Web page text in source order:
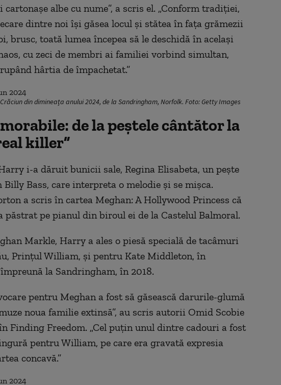
cartonașe albe cu nume”, a scris el. „Conform tradiției,
dintre noi își găsea locul și stătea în fața grămezii
brusc, toată lumea începea să le deschidă în același
cu zeci de membri ai familiei vorbind simultan,
hârtia de împachetat.”
din dimineața anului 2024, de la Sandringham, Norfolk. Foto: Getty Images
de la peștele cântător la
killer”
i-a dăruit bunicii sale, Regina Elisabeta, un pește
Bass, care interpreta o melodie și se mișca.
a scris în cartea Meghan: A Hollywood Princess că
păstrat pe pianul din biroul ei de la Castelul Balmoral.
Markle, Harry a ales o piesă specială de tacâmuri
Prințul William, și pentru Kate Middleton, în
la Sandringham, în 2018.
pentru Meghan a fost să găsească darurile-glumă
noua familie extinsă”, au scris autorii Omid Scobie
Finding Freedom. „Cel puțin unul dintre cadouri a fost
pentru William, pe care era gravată expresia
concavă.”